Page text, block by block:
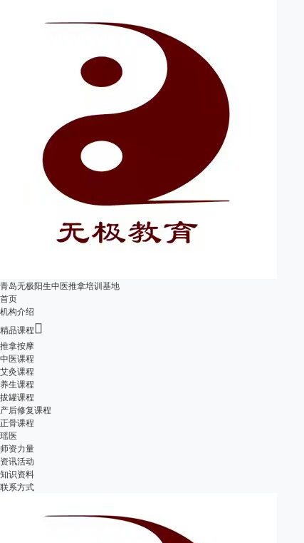
青岛无极阳生中医推拿培训基地
首页
机构介绍
精品课程
推拿按摩
中医课程
艾灸课程
养生课程
拔罐课程
产后修复课程
正骨课程
瑶医
师资力量
资讯活动
知识资料
联系方式